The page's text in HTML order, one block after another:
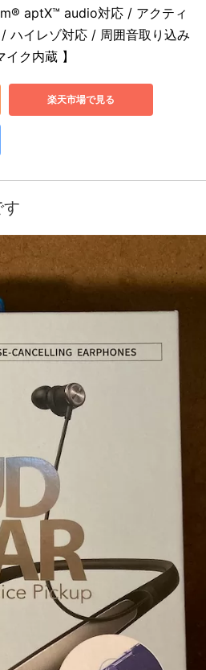
aptX™ audio対応 / アクティ
ハイレゾ対応 / 周囲音取り込み
ク内蔵 】
楽天市場で見る